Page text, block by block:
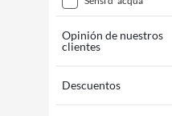
Opinión de nuestros
clientes
Descuentos